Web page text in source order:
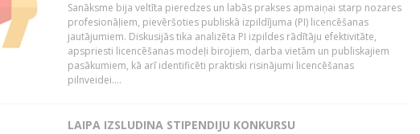
Sanāksme bija veltīta pieredzes un labās prakses apmaiņai starp nozares
profesionāļiem, pievēršoties publiskā izpildījuma (PI) licencēšanas
jautājumiem. Diskusijās tika analizēta PI izpildes rādītāju efektivitāte,
apspriesti licencēšanas modeļi birojiem, darba vietām un publiskajiem
pasākumiem, kā arī identificēti praktiski risinājumi licencēšanas
pilnveidei....
LAIPA IZSLUDINA STIPENDIJU KONKURSU